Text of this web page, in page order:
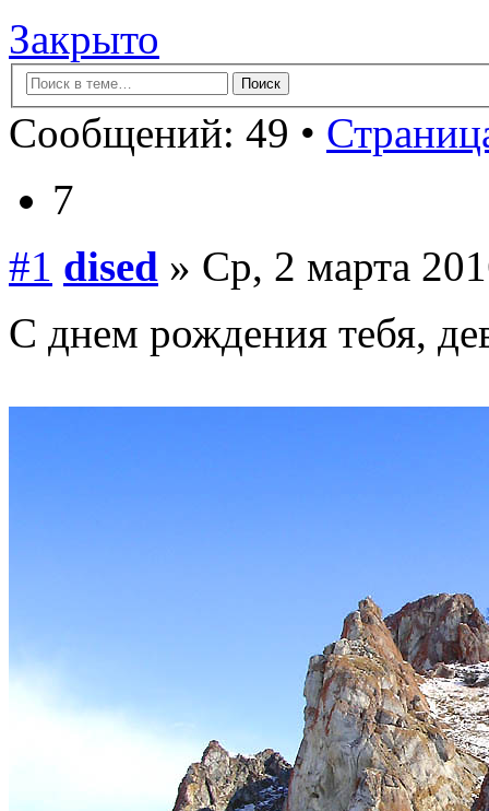
Закрыто
Сообщений: 49 •
7
#1 dised » Ср, 2 марта
С днем рождения тебя,